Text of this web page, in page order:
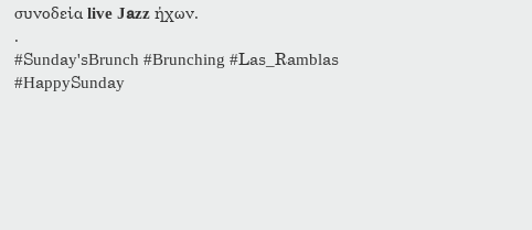
συνοδείαlive Jazz ήχων.
.
#Sunday'sBrunch #Brunching #Las_Ramblas
#HappySunday